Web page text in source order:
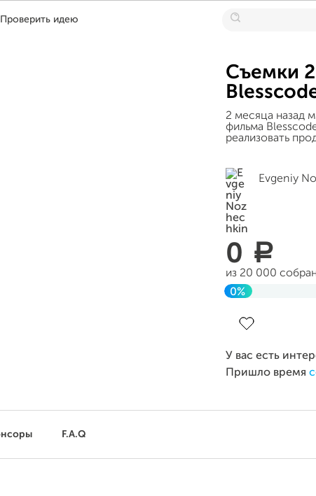
Проверить идею
Съемки 2
2 месяца назад
фильма
реализовать
Evgeniy
0 a
из 20 000
0%
У вас есть
Пришло время
F.A.Q